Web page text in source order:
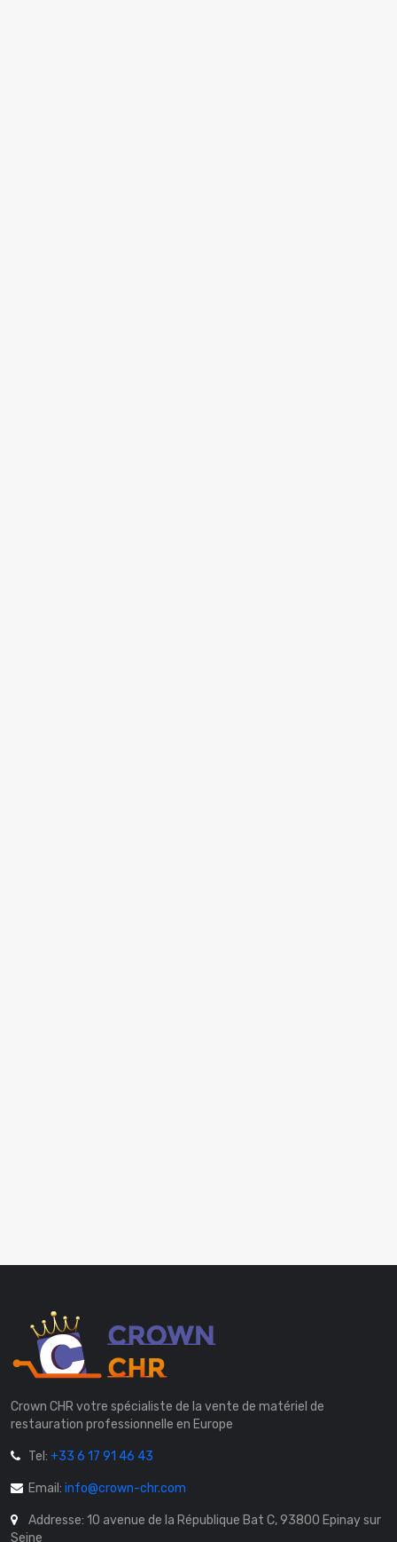
Crown CHR votre spécialiste de la vente de matériel de
restauration professionnelle en Europe
Tel: +33 6 17 91 46 43
Email: info@crown-chr.com
Addresse: 10 avenue de la République Bat C, 93800 Epinay sur
Seine